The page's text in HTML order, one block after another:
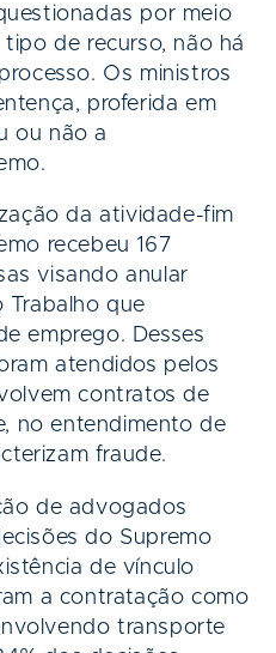
por meio
tipo de recurso, não há
Os ministros
proferida em
ou não a
da atividade-fim
recebeu 167
visando anular
Trabalho que
emprego. Desses
atendidos pelos
contratos de
no entendimento de
fraude.
de advogados
do Supremo
de vínculo
a contratação como
transporte